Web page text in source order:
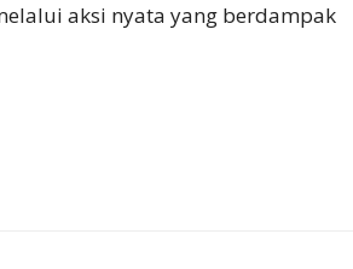
aksi nyata yang berdampak